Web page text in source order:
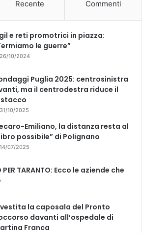
k
Recente Commenti
e reti promotrici in piazza:
le guerre”
26/10/2024
Puglia 2025: centrosinistra
ma il centrodestra riduce il
31/10/2025
Emiliano, la distanza resta al
possibile” di Polignano
14/07/2025
PER TARANTO: Ecco le aziende che
la caposala del Pronto
davanti all’ospedale di
Franca